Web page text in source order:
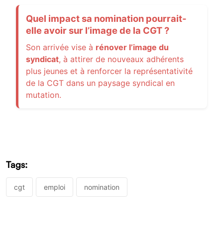
Quel impact sa nomination pourrait-
elle avoir sur l’image de la CGT ?
Son arrivée vise à rénover l’image du
syndicat, à attirer de nouveaux adhérents
plus jeunes et à renforcer la représentativité
de la CGT dans un paysage syndical en
mutation.
Tags:
cgt emploi nomination